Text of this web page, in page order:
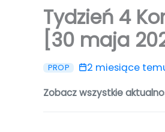
Tydzień 4
[30 maja
PROP 2 miesiące
Zobacz wszystkie